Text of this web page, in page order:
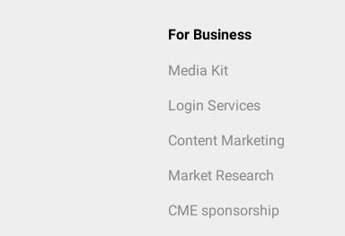
For Business
Media Kit
Login Services
Content Marketing
Market Research
CME sponsorship